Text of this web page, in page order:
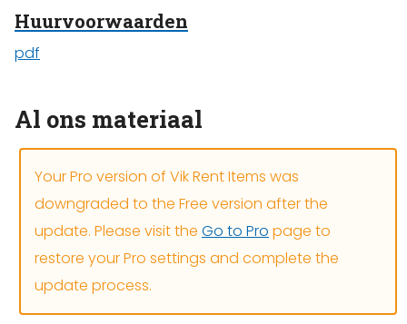
Huurvoorwaarden
pdf
Al ons materiaal
Your Pro version of Vik Rent Items was
downgraded to the Free version after the
update. Please visit the Go to Pro page to
restore your Pro settings and complete the
update process.